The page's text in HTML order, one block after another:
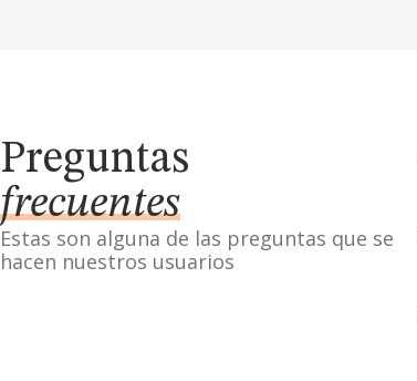
Preguntas
frecuentes
Estas son alguna de las preguntas que se
hacen nuestros usuarios